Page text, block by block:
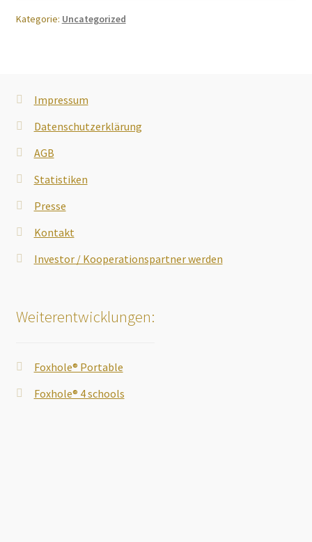
Kategorie: Uncategorized
Impressum
Datenschutzerklärung
AGB
Statistiken
Presse
Kontakt
Investor / Kooperationspartner werden
Weiterentwicklungen:
Foxhole® Portable
Foxhole® 4 schools